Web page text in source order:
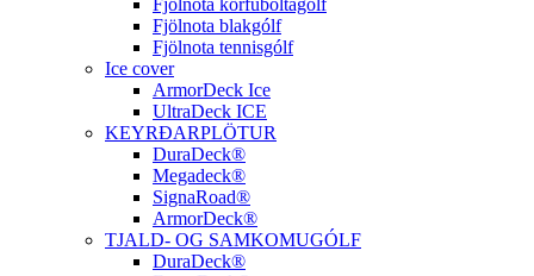
Fjölnota blakgólf
Fjölnota tennisgólf
Ice cover
ArmorDeck Ice
UltraDeck ICE
KEYRÐARPLÖTUR
DuraDeck®
Megadeck®
SignaRoad®
ArmorDeck®
TJALD- OG SAMKOMUGÓLF
DuraDeck®